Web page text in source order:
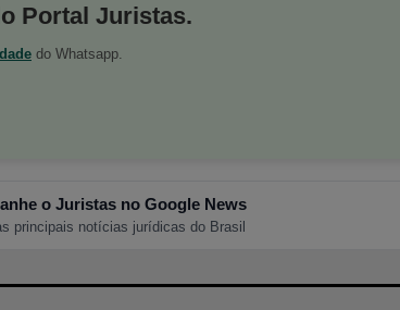
Portal Juristas.
do Whatsapp.
o Juristas no Google News
principais notícias jurídicas do Brasil